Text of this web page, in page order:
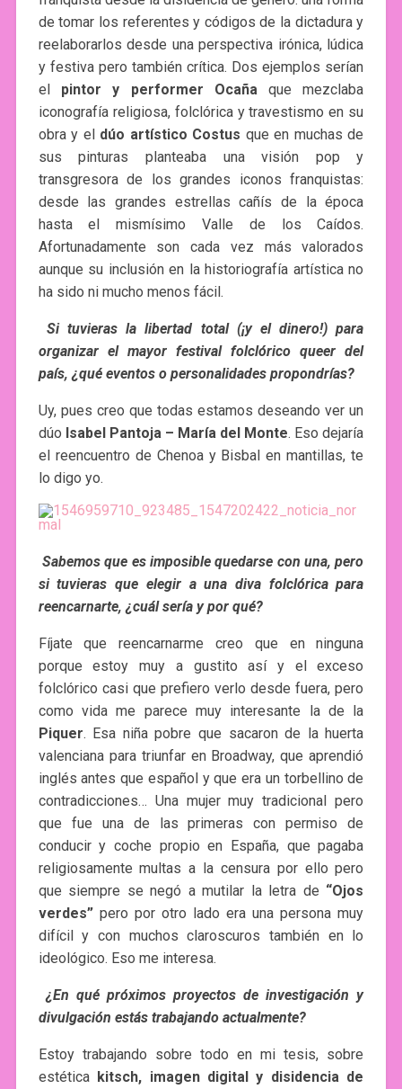
de tomar los referentes y códigos de la dictadura y
reelaborarlos desde una perspectiva irónica, lúdica
y festiva pero también crítica. Dos ejemplos serían
el pintor y performer Ocaña que mezclaba
iconografía religiosa, folclórica y travestismo en su
obra y el dúo artístico Costus que en muchas de
sus pinturas planteaba una visión pop y
transgresora de los grandes iconos franquistas:
desde las grandes estrellas cañís de la época
hasta el mismísimo Valle de los Caídos.
Afortunadamente son cada vez más valorados
aunque su inclusión en la historiografía artística no
ha sido ni mucho menos fácil.
Si tuvieras la libertad total (¡y el dinero!) para
organizar el mayor festival folclórico queer del
país, ¿qué eventos o personalidades propondrías?
Uy, pues creo que todas estamos deseando ver un
dúo Isabel Pantoja – María del Monte. Eso dejaría
el reencuentro de Chenoa y Bisbal en mantillas, te
lo digo yo.
Sabemos que es imposible quedarse con una, pero
si tuvieras que elegir a una diva folclórica para
reencarnarte, ¿cuál sería y por qué?
Fíjate que reencarnarme creo que en ninguna
porque estoy muy a gustito así y el exceso
folclórico casi que prefiero verlo desde fuera, pero
como vida me parece muy interesante la de la
Piquer. Esa niña pobre que sacaron de la huerta
valenciana para triunfar en Broadway, que aprendió
inglés antes que español y que era un torbellino de
contradicciones… Una mujer muy tradicional pero
que fue una de las primeras con permiso de
conducir y coche propio en España, que pagaba
religiosamente multas a la censura por ello pero
que siempre se negó a mutilar la letra de “Ojos
verdes”pero por otro lado era una persona muy
difícil y con muchos claroscuros también en lo
ideológico. Eso me interesa.
¿En qué próximos proyectos de investigación y
divulgación estás trabajando actualmente?
Estoy trabajando sobre todo en mi tesis, sobre
estéticakitsch, imagen digital y disidencia de